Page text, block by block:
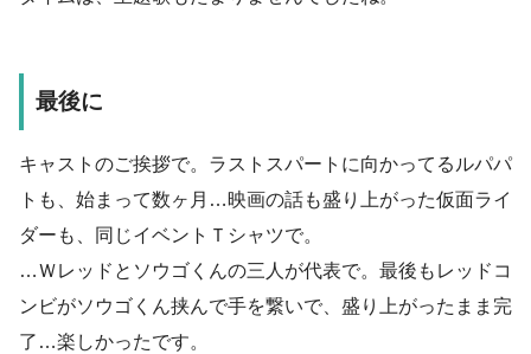
最後に
キャストのご挨拶で。ラストスパートに向かってるルパパ
トも、始まって数ヶ月…映画の話も盛り上がった仮面ライ
ダーも、同じイベントＴシャツで。
…Ｗレッドとソウゴくんの三人が代表で。最後もレッドコ
ンビがソウゴくん挟んで手を繋いで、盛り上がったまま完
了…楽しかったです。